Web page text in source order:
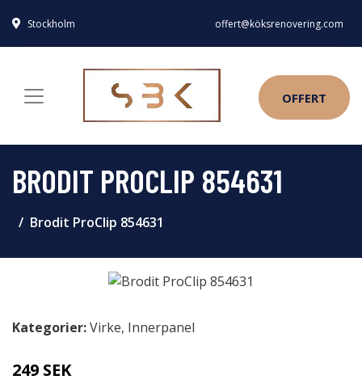
Stockholm offert@köksrenovering.com
OFFERT
BRODIT PROCLIP 854631
Brodit ProClip 854631
Kategorier:Virke, Innerpanel
249 SEK